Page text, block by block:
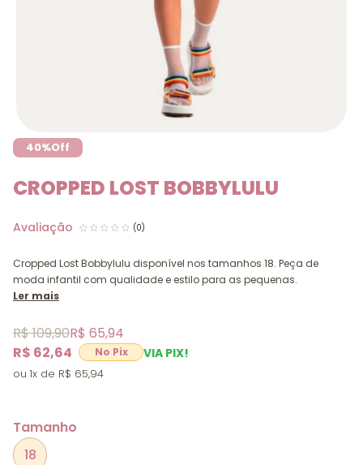
40%Off
CROPPED LOST BOBBYLULU
(0)
Cropped Lost Bobbylulu disponível nos tamanhos 18. Peça de
moda infantil com qualidade e estilo para as pequenas.
Ler mais
R$ 62,64 VIA PIX!
R$ 109,90R$ 65,94
1x R$ 65,94
Tamanho
18